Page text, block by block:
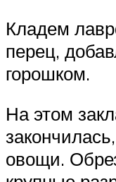
Кладем
перец,
горошком.
На этом
овощи.